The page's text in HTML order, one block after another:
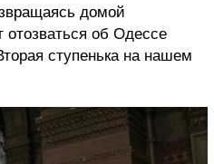
домой
об Одессе
ступенька на нашем